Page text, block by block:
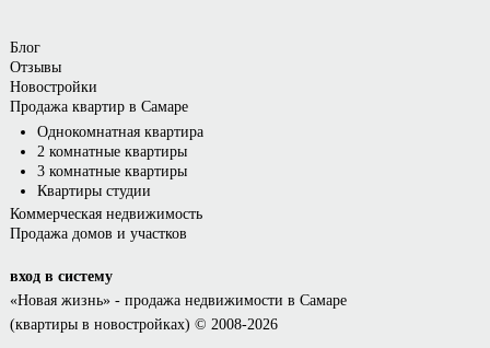
Блог
Отзывы
Новостройки
Продажа квартир в Самаре
Однокомнатная квартира
2 комнатные квартиры
3 комнатные квартиры
Квартиры студии
Коммерческая недвижимость
Продажа домов и участков
вход в систему
«Новая жизнь»- продажа недвижимости в Самаре
(квартиры в новостройках) © 2008-2026